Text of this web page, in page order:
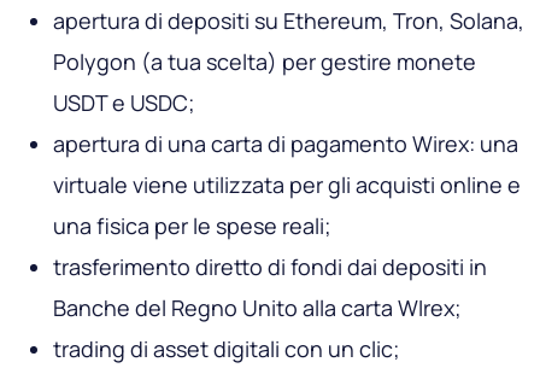
apertura di depositi su Ethereum, Tron, Solana,
Polygon (a tua scelta) per gestire monete
USDT e USDC;
apertura di una carta di pagamento Wirex: una
virtuale viene utilizzata per gli acquisti online e
una fisica per le spese reali;
trasferimento diretto di fondi dai depositi in
Banche del Regno Unito alla carta WIrex;
trading di asset digitali con un clic;